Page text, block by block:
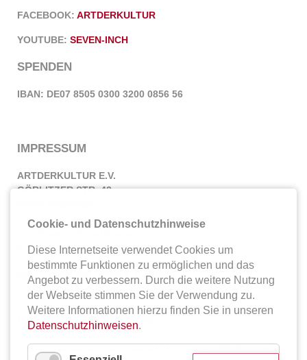
FACEBOOK: ARTDERKULTUR
YOUTUBE: SEVEN-INCH
SPENDEN
IBAN: DE07 8505 0300 3200 0856 56
IMPRESSUM
ARTDERKULTUR E.V.
GÖRLITZER STR. 42
E-MAIL: INFO@ARTDERKULTUR.DE
WEB:WWW.ARTDERKULTUR.DE
HAFTUNGSAUSSCHLUSS
TROTZ SORGFÄLTIGER INHALTLICHER KONTROLLE
Cookie- und Datenschutzhinweise
Diese Internetseite verwendet Cookies um
bestimmte Funktionen zu ermöglichen und das
Angebot zu verbessern. Durch die weitere Nutzung
der Webseite stimmen Sie der Verwendung zu.
Weitere Informationen hierzu finden Sie in unseren
Datenschutzhinweisen.